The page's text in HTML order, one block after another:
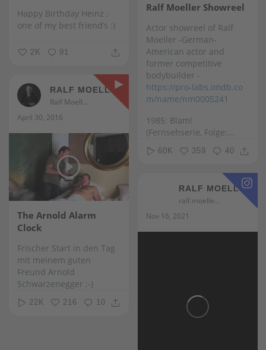
Ralf Moeller Showreel
Actor showreel of Ralf
Moeller -German-
American actor and
former competitive
bodybuilder -
https://pro-labs.imdb.co
m/name/nm0005241
1985: Blam!
(Fernsehserie, Folge:...
60K 359 40
Happy Birthday Heinz ,
one of my best friend‘s :)
2K 91
RALF MOELLER
Ralf Moeller
April 30, 2016
The Arnold Alarm
Clock
Frischer Start in den Tag
mit meinem guten
Freund Arnold
Schwarzenegger ;-)
22K 216 10
RALF MOELLER
ralf.moeller
Nov 16, 2021